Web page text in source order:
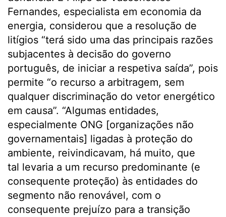
Fernandes, especialista em economia da
energia, considerou que a resolução de
litígios “terá sido uma das principais razões
subjacentes à decisão do governo
português, de iniciar a respetiva saída”, pois
permite “o recurso a arbitragem, sem
qualquer discriminação do vetor energético
em causa”. “Algumas entidades,
especialmente ONG [organizações não
governamentais] ligadas à proteção do
ambiente, reivindicavam, há muito, que
tal levaria a um recurso predominante (e
consequente proteção) às entidades do
segmento não renovável, com o
consequente prejuízo para a transição